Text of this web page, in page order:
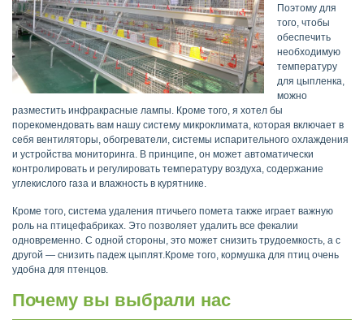
Поэтому для
того, чтобы
обеспечить
необходимую
температуру
для цыпленка,
можно
разместить инфракрасные лампы. Кроме того, я хотел бы
порекомендовать вам нашу систему микроклимата, которая включает в
себя вентиляторы, обогреватели, системы испарительного охлаждения
и устройства мониторинга. В принципе, он может автоматически
контролировать и регулировать температуру воздуха, содержание
углекислого газа и влажность в курятнике.
Кроме того, система удаления птичьего помета также играет важную
роль на птицефабриках. Это позволяет удалить все фекалии
одновременно. С одной стороны, это может снизить трудоемкость, а с
другой — снизить падеж цыплят.Кроме того, кормушка для птиц очень
удобна для птенцов.
Почему вы выбрали нас